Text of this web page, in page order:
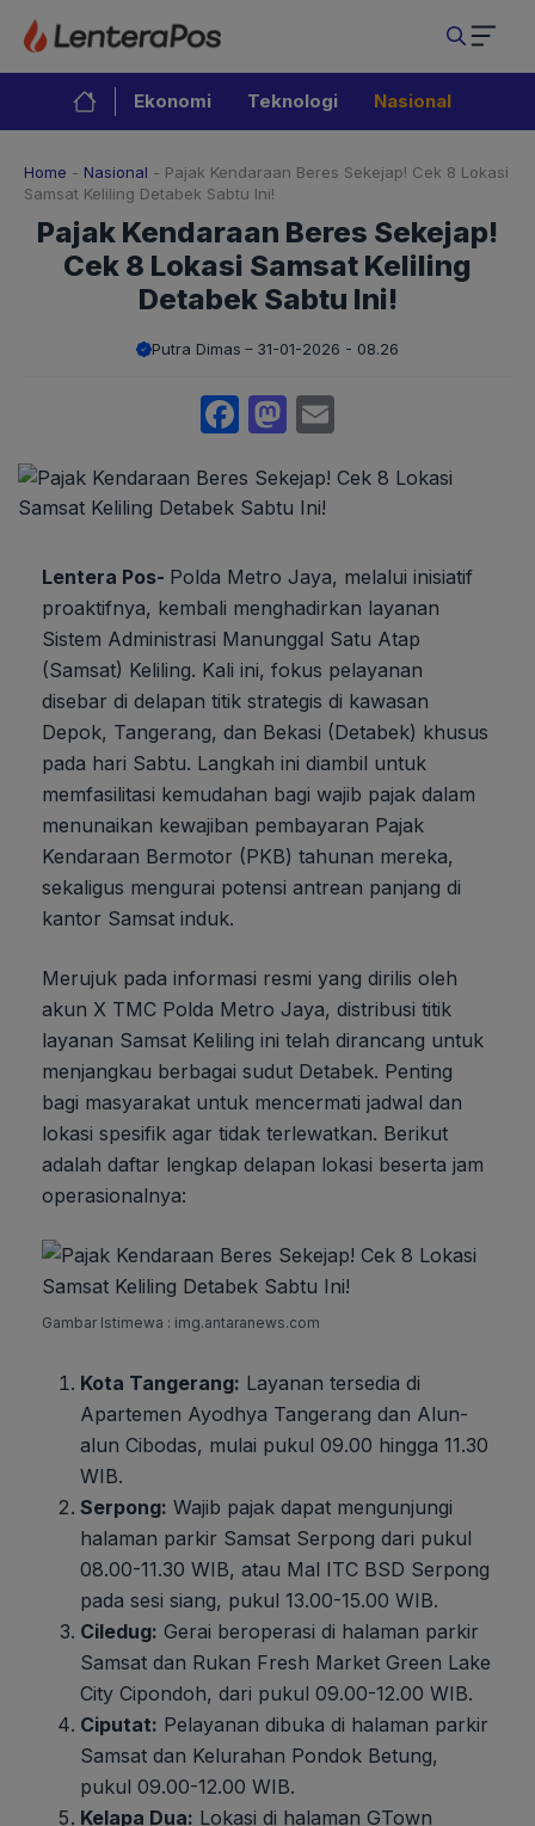
Langsung
isi
Ekonomi Teknologi Nasional
Home - Nasional - Pajak Kendaraan Beres Sekejap! Cek 8 Lokasi
Samsat Keliling Detabek Sabtu Ini!
Pajak Kendaraan Beres Sekejap!
Cek 8 Lokasi Samsat Keliling
Detabek Sabtu Ini!
Putra Dimas 31-01-2026 - 08.26
Facebook
Mastodon
Lentera Pos- Polda Metro Jaya, melalui inisiatif
proaktifnya, kembali menghadirkan layanan
Sistem Administrasi Manunggal Satu Atap
(Samsat) Keliling. Kali ini, fokus pelayanan
disebar di delapan titik strategis di kawasan
Depok, Tangerang, dan Bekasi (Detabek) khusus
pada hari Sabtu. Langkah ini diambil untuk
memfasilitasi kemudahan bagi wajib pajak dalam
menunaikan kewajiban pembayaran Pajak
Kendaraan Bermotor (PKB) tahunan mereka,
sekaligus mengurai potensi antrean panjang di
kantor Samsat induk.
Merujuk pada informasi resmi yang dirilis oleh
akun X TMC Polda Metro Jaya, distribusi titik
layanan Samsat Keliling ini telah dirancang untuk
menjangkau berbagai sudut Detabek. Penting
bagi masyarakat untuk mencermati jadwal dan
lokasi spesifik agar tidak terlewatkan. Berikut
adalah daftar lengkap delapan lokasi beserta jam
operasionalnya:
Gambar Istimewa : img.antaranews.com
Kota Tangerang: Layanan tersedia di
Apartemen Ayodhya Tangerang dan Alun-
alun Cibodas, mulai pukul 09.00 hingga 11.30
WIB.
Serpong: Wajib pajak dapat mengunjungi
halaman parkir Samsat Serpong dari pukul
08.00-11.30 WIB, atau Mal ITC BSD Serpong
pada sesi siang, pukul 13.00-15.00 WIB.
Ciledug: Gerai beroperasi di halaman parkir
Samsat dan Rukan Fresh Market Green Lake
City Cipondoh, dari pukul 09.00-12.00 WIB.
Ciputat: Pelayanan dibuka di halaman parkir
Samsat dan Kelurahan Pondok Betung,
pukul 09.00-12.00 WIB.
Kelapa Dua: Lokasi di halaman GTown